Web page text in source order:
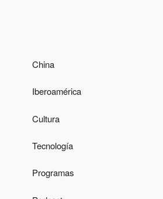
China
Iberoamérica
Cultura
Tecnología
Programas